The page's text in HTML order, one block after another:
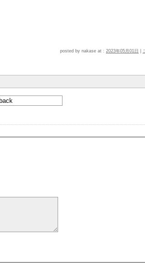
posted by nakase at : 2023年05月01日